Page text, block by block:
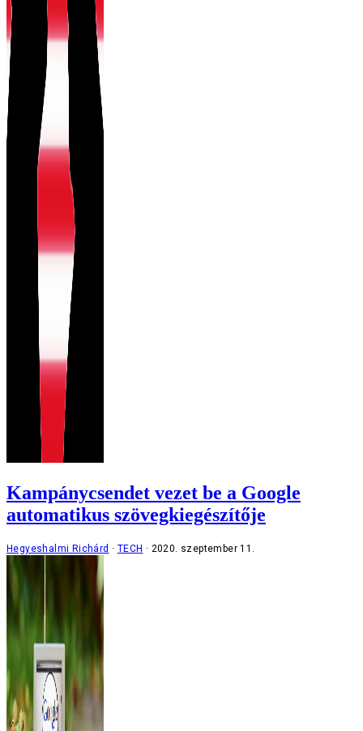
Kampánycsendet vezet be a Google
automatikus szövegkiegészítője
Hegyeshalmi Richárd TECH 2020. szeptember 11.